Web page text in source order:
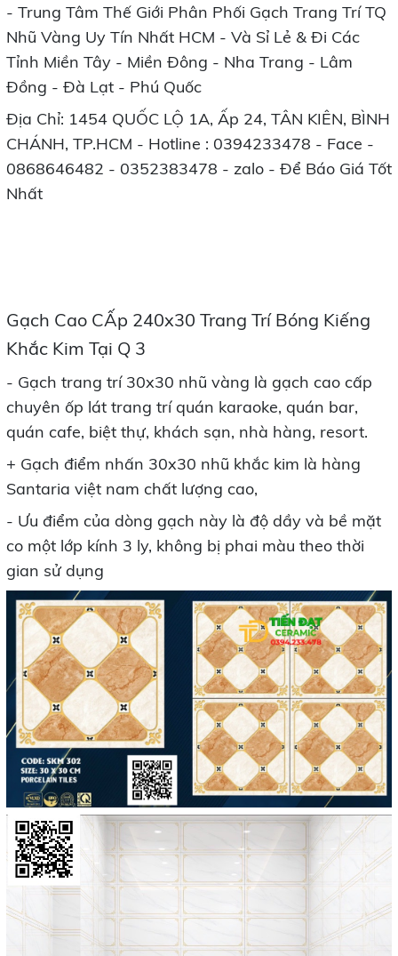
- Trung Tâm Thế Giới Phân Phối Gạch Trang Trí TQ
Nhũ Vàng Uy Tín Nhất HCM - Và Sỉ Lẻ & Đi Các
Tỉnh Miền Tây - Miền Đông - Nha Trang - Lâm
Đồng - Đà Lạt - Phú Quốc
Địa Chỉ: 1454 QUỐC LỘ 1A, Ấp 24, TÂN KIÊN, BÌNH
CHÁNH, TP.HCM - Hotline : 0394233478 - Face -
0868646482 - 0352383478 - zalo - Để Báo Giá Tốt
Nhất
Gạch Cao CẤp 240x30 Trang Trí Bóng Kiếng
Khắc Kim Tại Q 3
- Gạch trang trí 30x30 nhũ vàng là gạch cao cấp
chuyên ốp lát trang trí quán karaoke, quán bar,
quán cafe, biệt thự, khách sạn, nhà hàng, resort.
+ Gạch điểm nhấn 30x30 nhũ khắc kim là hàng
Santaria việt nam chất lượng cao,
- Ưu điểm của dòng gạch này là độ dầy và bề mặt
co một lớp kính 3 ly, không bị phai màu theo thời
gian sử dụng